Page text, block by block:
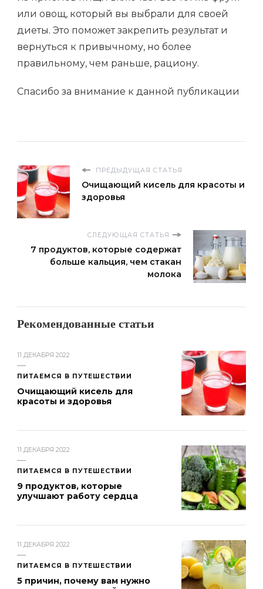
или овощ, который вы выбрали для своей
диеты. Это поможет закрепить результат и
вернуться к привычному, но более
правильному, чем раньше, рациону.
Спасибо за внимание к данной публикации
ПРЕДЫДУЩАЯ СТАТЬЯ
Очищающий кисель для красоты и
здоровья
СЛЕДУЮЩАЯ СТАТЬЯ
7 продуктов, которые содержат
больше кальция, чем стакан
молока
Рекомендованные статьи
11 ДЕКАБРЯ 2022
ПИТАЕМСЯ В ПУТЕШЕСТВИИ
Очищающий кисель для
красоты и здоровья
11 ДЕКАБРЯ 2022
ПИТАЕМСЯ В ПУТЕШЕСТВИИ
9 продуктов, которые
улучшают работу сердца
11 ДЕКАБРЯ 2022
ПИТАЕМСЯ В ПУТЕШЕСТВИИ
5 причин, почему вам нужно